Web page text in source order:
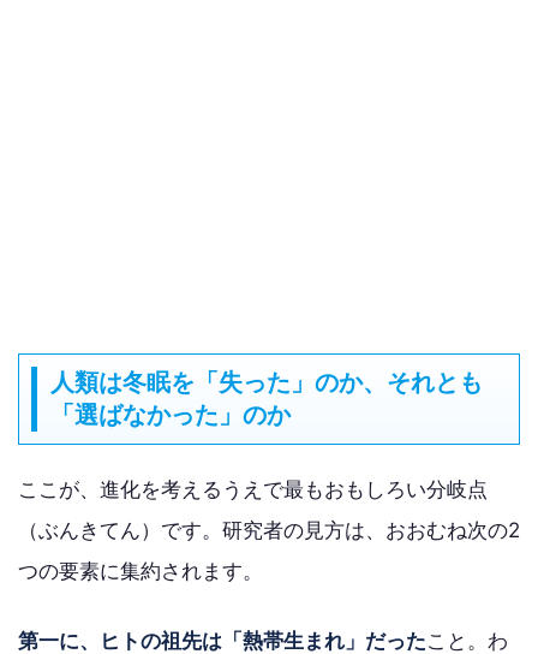
人類は冬眠を「失った」のか、それとも
「選ばなかった」のか
ここが、進化を考えるうえで最もおもしろい分岐点
（ぶんきてん）です。研究者の見方は、おおむね次の2
つの要素に集約されます。
第一に、ヒトの祖先は「熱帯生まれ」だったこと。わ